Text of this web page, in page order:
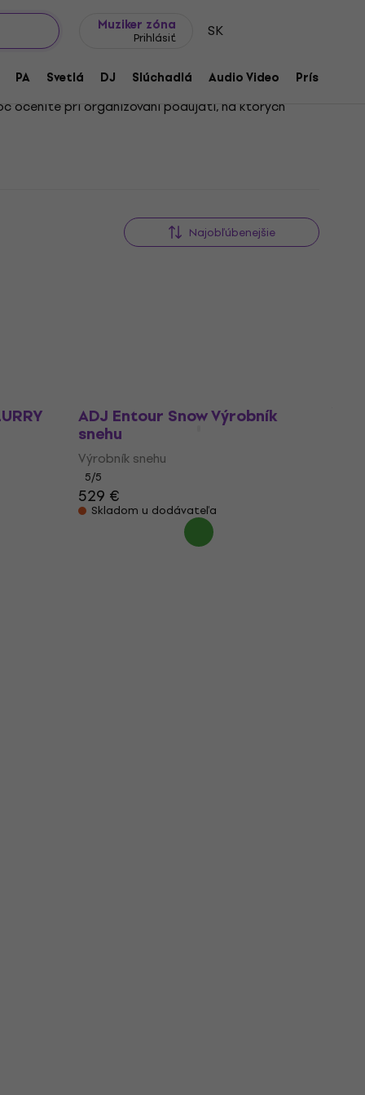
Muziker zóna
Prihlásiť SK
PA Svetlá DJ Slúchadlá Audio Video
oceníte pri organizovaní podujatí, na ktorých
Najobľúbenejšie
ADJ Entour Snow Výrobník
snehu
Výrobník snehu
5/5
529 €
Skladom u dodávateľa